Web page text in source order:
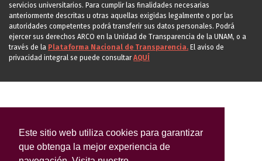
Este sitio web utiliza cookies para garantizar
que obtenga la mejor experiencia de
servicios universitarios. Para cumplir las finalidades necesarias
anteriormente descritas u otras aquellas exigidas legalmente o por las
autoridades competentes podrá transferir sus datos personales. Podrá
ejercer sus derechos ARCO en la Unidad de Transparencia de la UNAM, o a
través de la Plataforma Nacional de Transparencia. El aviso de
privacidad integral se puede consultarAQUÍ